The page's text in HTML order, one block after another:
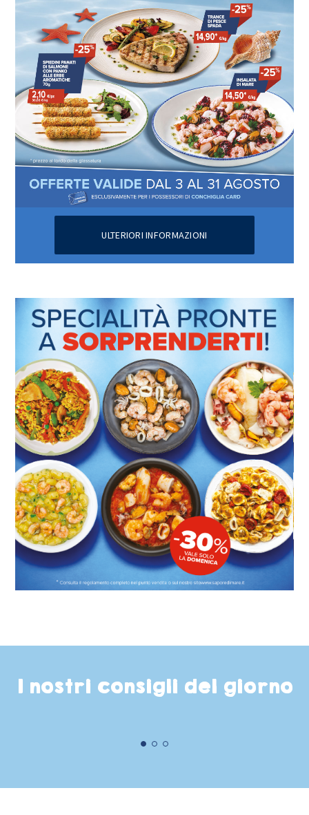
ULTERIORI INFORMAZIONI
I nostri consigli del giorno